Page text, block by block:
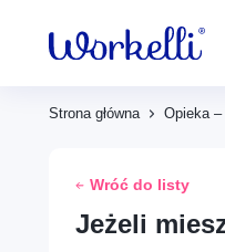
Search
budowlane
Powiadomienia
Strona główna Opieka
Wróć do listy
Jeżeli